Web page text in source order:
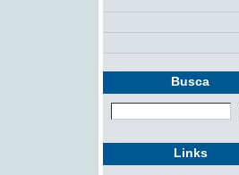
Busca
Links